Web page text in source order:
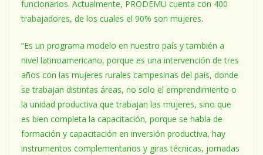
funcionarios. Actualmente, PRODEMU cuenta con 400
trabajadores, de los cuales el 90% son mujeres.
“Es un programa modelo en nuestro país y también a
nivel latinoamericano, porque es una intervención de tres
años con las mujeres rurales campesinas del país, donde
se trabajan distintas áreas, no solo el emprendimiento o
la unidad productiva que trabajan las mujeres, sino que
es bien completa la capacitación, porque se habla de
formación y capacitación en inversión productiva, hay
instrumentos complementarios y giras técnicas, jornadas